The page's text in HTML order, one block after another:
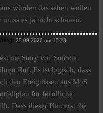
würden das sehen wollen
es ja nicht schauen.
25.09.2020 um 15:28
die Story von Suicide
Ruf. Es ist logisch, dass
den Ereignissen aus MoS
für feindliche
Dass dieser Plan erst die